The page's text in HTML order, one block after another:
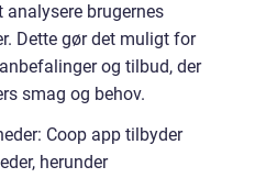
brugernes
Dette gør det muligt for
og tilbud, der
smag og behov.
Coop app tilbyder
herunder